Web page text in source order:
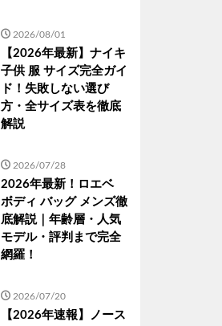
2026/08/01
【2026年最新】ナイキ
子供 服 サイズ完全ガイ
ド！失敗しない選び
方・全サイズ表を徹底
解説
2026/07/28
2026年最新！ロエベ
ボディ バッグ メンズ徹
底解説｜年齢層・人気
モデル・評判まで完全
網羅！
2026/07/20
【2026年速報】ノース